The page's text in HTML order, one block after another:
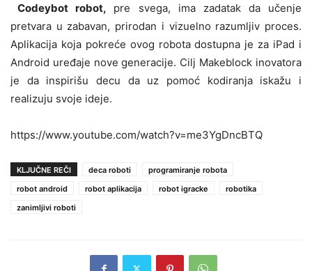
Codeybot robot, pre svega, ima zadatak da učenje
pretvara u zabavan, prirodan i vizuelno razumljiv proces.
Aplikacija koja pokreće ovog robota dostupna je za iPad i
Android uređaje nove generacije. Cilj Makeblock inovatora
je da inspirišu decu da uz pomoć kodiranja iskažu i
realizuju svoje ideje.
https://www.youtube.com/watch?v=me3YgDncBTQ
KLJUČNE REČI deca roboti
programiranje robota
robot android
robot aplikacija robot igracke
robotika
zanimljivi roboti